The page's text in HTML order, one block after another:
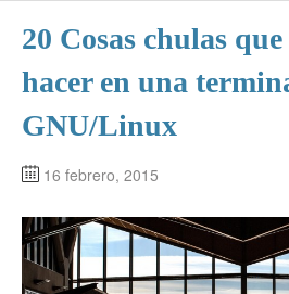
20 Cosas chulas
hacer en una
GNU/Linux
16 febrero, 2015